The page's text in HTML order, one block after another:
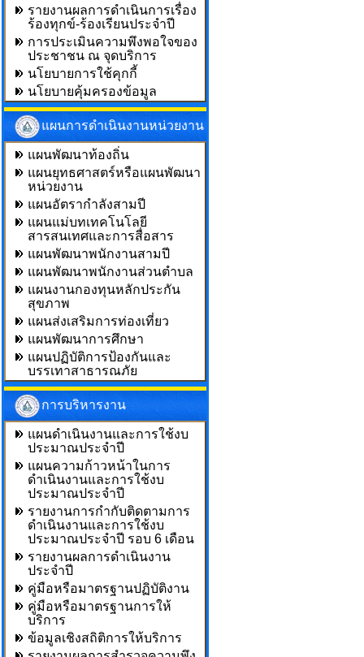
รายงานผลการดำเนินการเรื่อง
ร้องทุกข์-ร้องเรียนประจำปี
การประเมินความพึงพอใจของ
ประชาชน ณ จุดบริการ
นโยบายการใช้คุกกี้
นโยบายคุ้มครองข้อมูล
แผนการดำเนินงานหน่วยงาน
แผนพัฒนาท้องถิ่น
แผนยุทธศาสตร์หรือแผนพัฒนา
หน่วยงาน
แผนอัตรากำลังสามปี
แผนแม่บทเทคโนโลยี
สารสนเทศและการสื่อสาร
แผนพัฒนาพนักงานสามปี
แผนพัฒนาพนักงานส่วนตำบล
แผนงานกองทุนหลักประกัน
สุขภาพ
แผนส่งเสริมการท่องเที่ยว
แผนพัฒนาการศึกษา
แผนปฏิบัติการป้องกันและ
บรรเทาสาธารณภัย
การบริหารงาน
แผนดำเนินงานและการใช้งบ
ประมาณประจำปี
แผนความก้าวหน้าในการ
ดำเนินงานและการใช้งบ
ประมาณประจำปี
รายงานการกำกับติดตามการ
ดำเนินงานและการใช้งบ
ประมาณประจำปี รอบ 6 เดือน
รายงานผลการดำเนินงาน
ประจำปี
คู่มือหรือมาตรฐานปฏิบัติงาน
คู่มือหรือมาตรฐานการให้
บริการ
ข้อมูลเชิงสถิติการให้บริการ